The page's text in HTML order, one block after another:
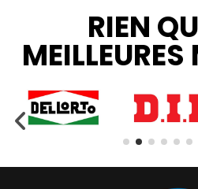
RIEN